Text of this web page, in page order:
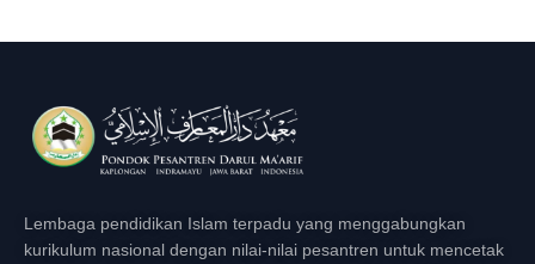
Lembaga pendidikan Islam terpadu yang menggabungkan
kurikulum nasional dengan nilai-nilai pesantren untuk mencetak